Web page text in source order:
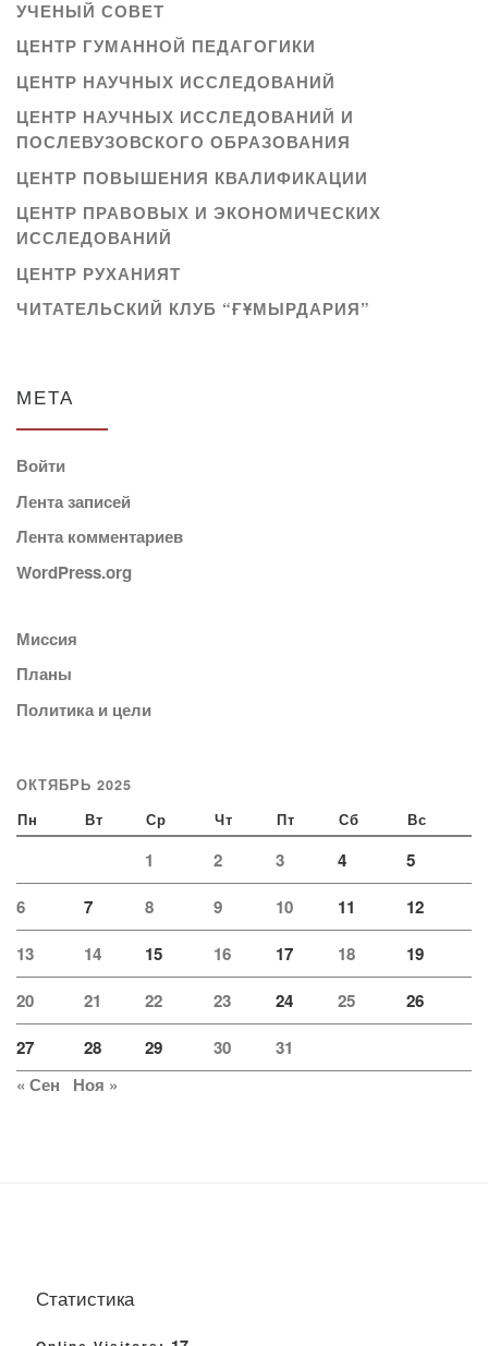
УЧЕНЫЙ СОВЕТ
ЦЕНТР ГУМАННОЙ ПЕДАГОГИКИ
ЦЕНТР НАУЧНЫХ ИССЛЕДОВАНИЙ
ЦЕНТР НАУЧНЫХ ИССЛЕДОВАНИЙ И
ПОСЛЕВУЗОВСКОГО ОБРАЗОВАНИЯ
ЦЕНТР ПОВЫШЕНИЯ КВАЛИФИКАЦИИ
ЦЕНТР ПРАВОВЫХ И ЭКОНОМИЧЕСКИХ
ИССЛЕДОВАНИЙ
ЦЕНТР РУХАНИЯТ
ЧИТАТЕЛЬСКИЙ КЛУБ “ҒҰМЫРДАРИЯ”
МЕТА
Войти
Лента записей
Лента комментариев
WordPress.org
Миссия
Планы
Политика и цели
ОКТЯБРЬ 2025
Пн Вт Ср Чт Пт Сб Вс
1 2 3 4
5
6
7 8 9 10 11
12
13
14 15 16 17 18
19
20
21 22 23 24 25
26
27
28 29 30
31
« Сен
Ноя »
Статистика